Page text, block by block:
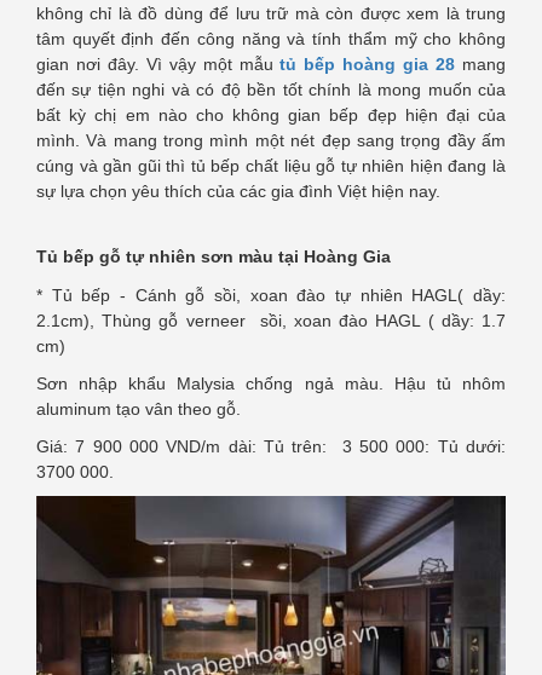
không chỉ là đồ dùng để lưu trữ mà còn được xem là trung
tâm quyết định đến công năng và tính thẩm mỹ cho không
gian nơi đây. Vì vậy một mẫu tủ bếp hoàng gia 28 mang
đến sự tiện nghi và có độ bền tốt chính là mong muốn của
bất kỳ chị em nào cho không gian bếp đẹp hiện đại của
mình. Và mang trong mình một nét đẹp sang trọng đầy ấm
cúng và gần gũi thì tủ bếp chất liệu gỗ tự nhiên hiện đang là
sự lựa chọn yêu thích của các gia đình Việt hiện nay.
Tủ bếp gỗ tự nhiên sơn màu tại Hoàng Gia
* Tủ bếp - Cánh gỗ sồi, xoan đào tự nhiên HAGL( dầy:
2.1cm), Thùng gỗ verneer sồi, xoan đào HAGL ( dầy: 1.7
cm)
Sơn nhập khẩu Malysia chống ngả màu. Hậu tủ nhôm
aluminum tạo vân theo gỗ.
Giá: 7 900 000 VND/m dài: Tủ trên: 3 500 000: Tủ dưới:
3700 000.